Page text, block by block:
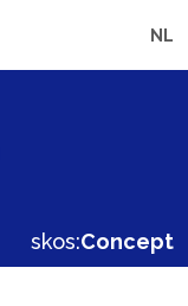
NL
skos:Concept